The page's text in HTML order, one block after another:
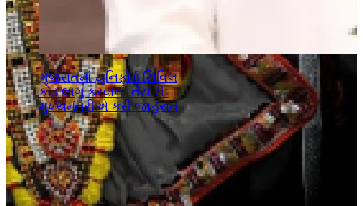
ગુજરાતમાં યુનિફોર્મ સિવિલ
કોડ લાગુ કરવાની તૈયારીઃ
મુખ્યમંત્રીએ કરી જાહેરાત